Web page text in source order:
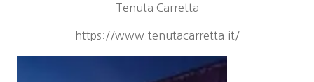
Tenuta Carretta
https://www.tenutacarretta.it/